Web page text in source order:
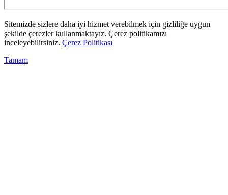
Sitemizde sizlere daha iyi hizmet verebilmek için gizliliğe uygun
şekilde çerezler kullanmaktayız. Çerez politikamızı
inceleyebilirsiniz. Çerez Politikası
Tamam